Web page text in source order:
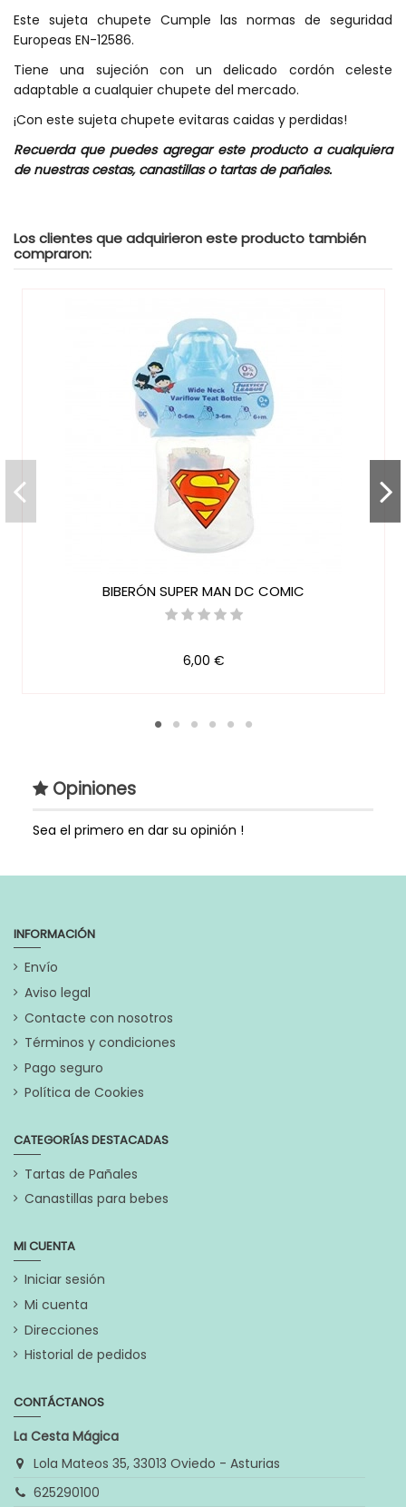
Este sujeta chupete Cumple las normas de seguridad
Europeas EN-12586.
Tiene una sujeción con un delicado cordón celeste
adaptable a cualquier chupete del mercado.
¡Con este sujeta chupete evitaras caidas y perdidas!
Recuerda que puedes agregar este producto a cualquiera
de nuestras cestas, canastillas o tartas de pañales.
Genero
Niño
Extras
Lo puedes agregar a
originales
Marca
Los clientes que adquirieron este producto también
compraron:
BIBERÓN SUPER MAN DC COMIC
6,00 €
Opiniones
Sea el primero en dar su opinión !
INFORMACIÓN
Envío
Aviso legal
Contacte con nosotros
Términos y condiciones
Pago seguro
Política de Cookies
CATEGORÍAS DESTACADAS
Tartas de Pañales
Canastillas para bebes
MI CUENTA
Iniciar sesión
Mi cuenta
Direcciones
Historial de pedidos
CONTÁCTANOS
La Cesta Mágica
Lola Mateos 35, 33013 Oviedo - Asturias
625290100